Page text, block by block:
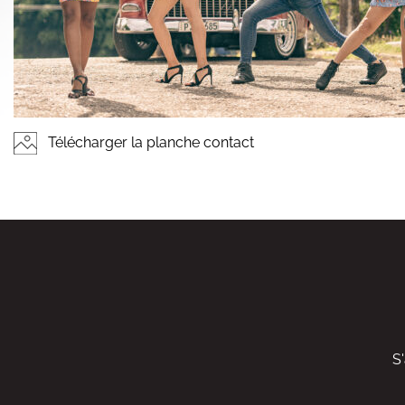
Télécharger la planche contact